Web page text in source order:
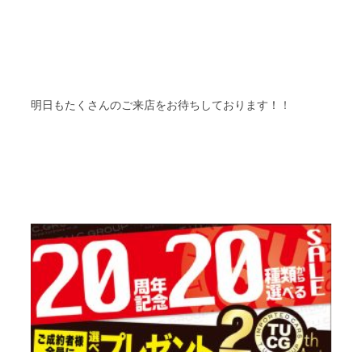
明日もたくさんのご来店をお待ちしております！！